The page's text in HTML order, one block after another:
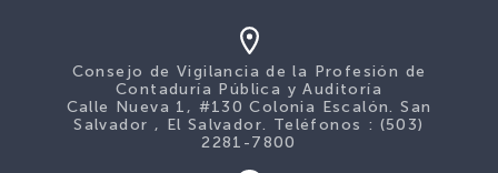
Consejo de Vigilancia de la Profesión de
Contaduría Pública y Auditoría
Calle Nueva 1, #130 Colonia Escalón. San
Salvador , El Salvador. Teléfonos : (503)
2281-7800